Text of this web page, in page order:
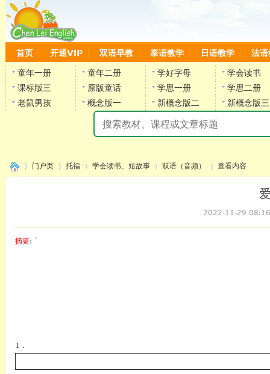
首页 开通VIP 双语早教 泰语教学 日语教学 法语
童年一册 童年二册 学好字母
学会读书
课标版三
原版童话 学思一册
学思二册
老鼠男孩
概念版一 新概念版二 新概念版三
门户页 托福 学会读书、短故事 双语（音频）
›
查看内容
2022-11-29 08:16
摘要: `
1 .